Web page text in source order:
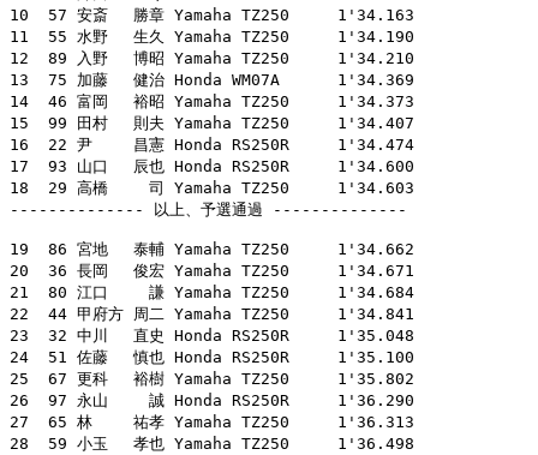
10  57 安斎　 勝章 Yamaha TZ250     1'34.163
11  55 水野　 生久 Yamaha TZ250     1'34.190
12  89 入野　 博昭 Yamaha TZ250     1'34.210
13  75 加藤　 健治 Honda WM07A      1'34.369
14  46 富岡　 裕昭 Yamaha TZ250     1'34.373
15  99 田村　 則夫 Yamaha TZ250     1'34.407
16  22 尹　　 昌憲 Honda RS250R     1'34.474
17  93 山口　 辰也 Honda RS250R     1'34.600
18  29 高橋　　 司 Yamaha TZ250     1'34.603
-------------- 以上、予選通過 --------------
19  86 宮地　 泰輔 Yamaha TZ250     1'34.662
20  36 長岡　 俊宏 Yamaha TZ250     1'34.671
21  80 江口　　 謙 Yamaha TZ250     1'34.684
22  44 甲府方 周二 Yamaha TZ250     1'34.841
23  32 中川　 直史 Honda RS250R     1'35.048
24  51 佐藤　 慎也 Honda RS250R     1'35.100
25  67 更科　 裕樹 Yamaha TZ250     1'35.802
26  97 永山　　 誠 Honda RS250R     1'36.290
27  65 林　　 祐孝 Yamaha TZ250     1'36.313
28  59 小玉　 孝也 Yamaha TZ250     1'36.498